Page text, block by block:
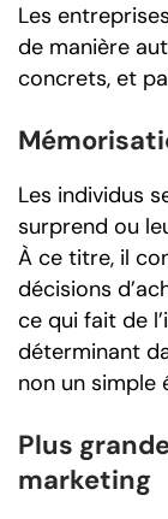
Les
de manière
concrets, et
Les individus
surprend ou
À ce titre, il
décisions
ce qui fait de
déterminant
non un simple
Plus
marketing